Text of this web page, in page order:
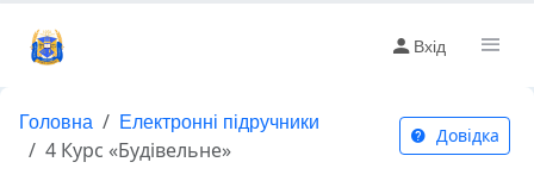
Вхід
Головна Електронні підручники
4 Курс «Будівельне»
Довідка